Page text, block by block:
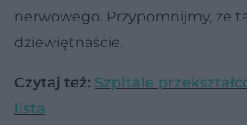
nerwowego. Przypomnijmy, że
dziewiętnaście.
Czytaj też: Szpitale
lista